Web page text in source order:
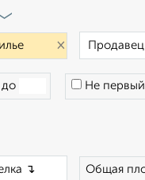
×
до Не
Общая